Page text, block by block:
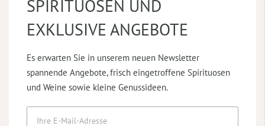
SPIRITUOSEN UND
EXKLUSIVE ANGEBOTE
Es erwarten Sie in unserem neuen Newsletter
spannende Angebote, frisch eingetroffene Spirituosen
und Weine sowie kleine Genussideen.